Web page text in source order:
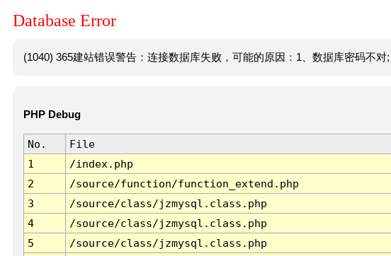
Database Error
(1040) 365建站错误警告：连接数据库失败，可能的原因：1、数据库密码不对;
PHP Debug
No. File
1
/index.php
2
/source/function/function_extend.php
3
/source/class/jzmysql.class.php
4
/source/class/jzmysql.class.php
5
/source/class/jzmysql.class.php